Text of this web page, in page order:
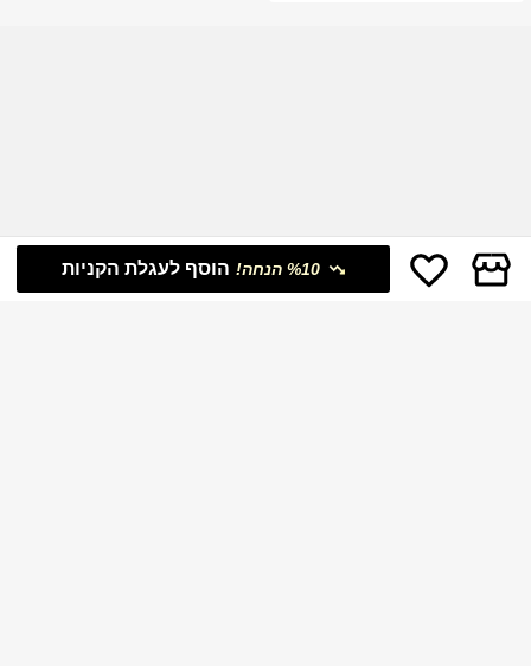
%10 הנחה! הוסף לעגלת הקניות